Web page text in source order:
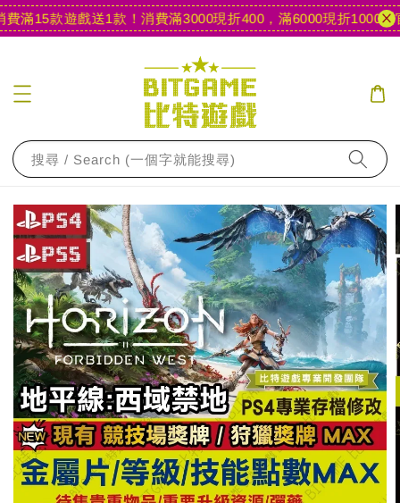
15款遊戲送1款！消費滿3000現折400，滿6000現折1000【官
搜尋 / Search (一個字就能搜尋)